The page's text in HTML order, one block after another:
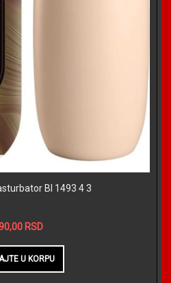
BI 1493 4 3
RSD